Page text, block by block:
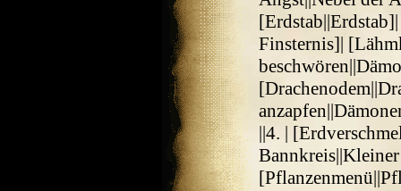
Finsternis]|
||4. |